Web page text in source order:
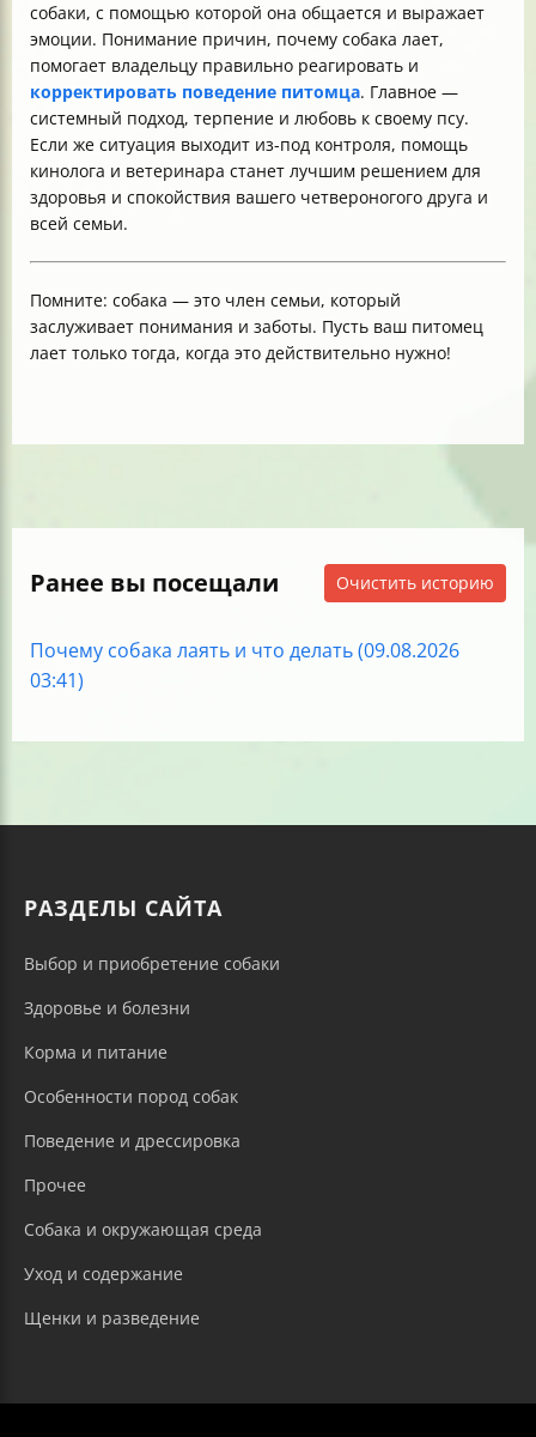
собаки, с помощью которой она общается и выражает
эмоции. Понимание причин, почему собака лает,
помогает владельцу правильно реагировать и
корректировать поведение питомца. Главное —
системный подход, терпение и любовь к своему псу.
Если же ситуация выходит из-под контроля, помощь
кинолога и ветеринара станет лучшим решением для
здоровья и спокойствия вашего четвероногого друга и
всей семьи.
Помните: собака — это член семьи, который
заслуживает понимания и заботы. Пусть ваш питомец
лает только тогда, когда это действительно нужно!
Ранее вы посещали Очистить историю
Почему собака лаять и что делать (09.08.2026
03:41)
РАЗДЕЛЫ САЙТА
Выбор и приобретение собаки
Здоровье и болезни
Корма и питание
Особенности пород собак
Поведение и дрессировка
Прочее
Собака и окружающая среда
Уход и содержание
Щенки и разведение